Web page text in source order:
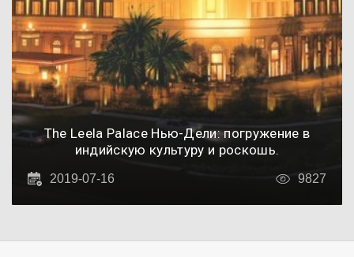
The Leela Palace Нью-Дели: погружение в
индийскую культуру и роскошь.
2019-07-16 9827